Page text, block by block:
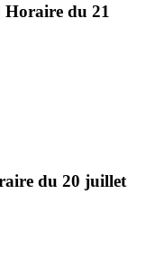
Horaire du 21
du 20 juillet